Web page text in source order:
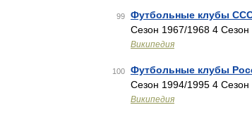
99 Футбольные клубы
Сезон 1967/1968 4 Сезон
Википедия
100 Футбольные клубы
Сезон 1994/1995 4 Сезон
Википедия